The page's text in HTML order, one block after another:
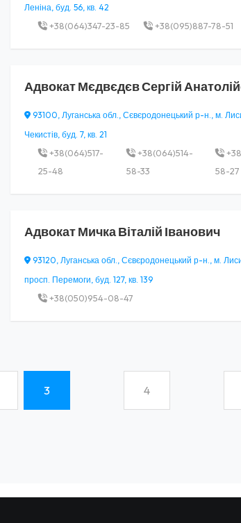
Леніна, буд. 56, кв. 42
+38(064)347-23-85 +38(095)887-78-51
АдвокатМєдвєдєв Сергій
93100, Луганська обл., Сєвєродонецький р-н., м.
Чекистів, буд. 7, кв. 21
+38(064)517-
25-48
+38(064)514-
58-33
58-27
АдвокатМичка Віталій Іванович
93120, Луганська обл., Сєвєродонецький р-н., м.
просп. Перемоги, буд. 127, кв. 139
+38(050)954-08-47
3
4